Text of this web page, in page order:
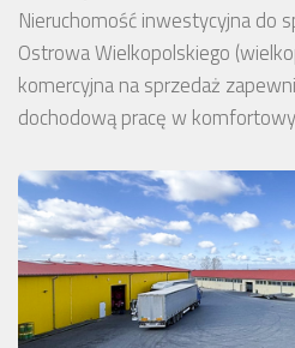
Nieruchomość inwestycyjna do
Ostrowa Wielkopolskiego
komercyjna na sprzedaż
dochodową pracę w